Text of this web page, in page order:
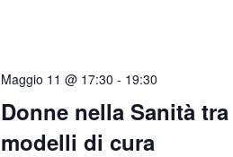
Donne nella Sanità
modelli di cura
Maggio 11 @ 17:30 - 19:30